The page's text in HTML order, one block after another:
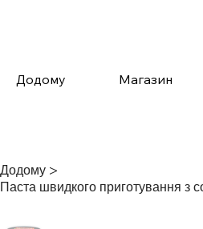
Додому Магазин
Додому >
Паста швидкого приготування з